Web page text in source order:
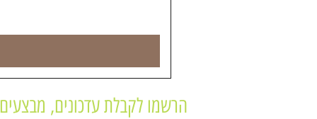
הרשמו לקבלת עדכונים,